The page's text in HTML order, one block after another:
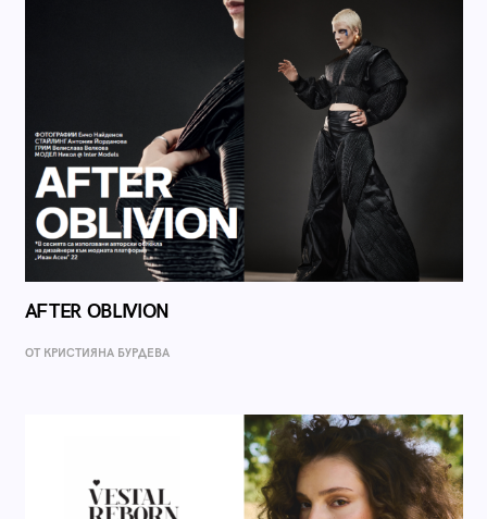
AFTER OBLIVION
ОТ КРИСТИЯНА БУРДЕВА